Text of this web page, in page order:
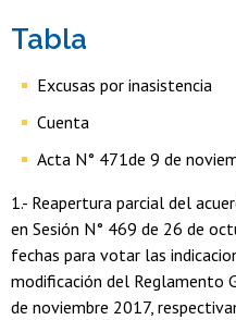
Tabla
Excusas por inasistencia
Cuenta
Acta N° 471de 9 de
1.- Reapertura parcial del
en Sesión N° 469 de 26 de
fechas para votar las
modificación del Reglamento
de noviembre 2017,